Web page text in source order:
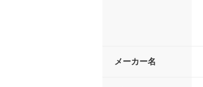
メーカー名